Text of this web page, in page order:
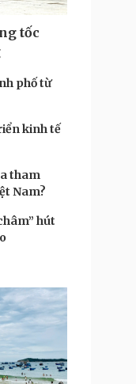
tốc
phố từ
kinh tế
tham
Nam?
hút